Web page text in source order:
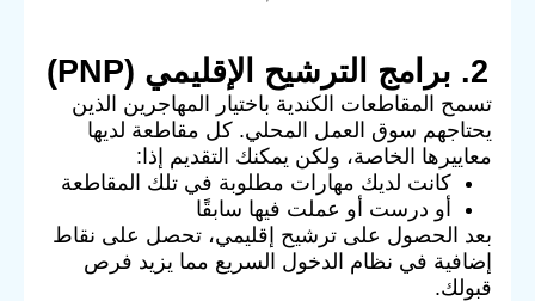
2. برامج الترشيح الإقليمي (PNP)
تسمح المقاطعات الكندية باختيار المهاجرين الذين
يحتاجهم سوق العمل المحلي. كل مقاطعة لديها
معاييرها الخاصة، ولكن يمكنك التقديم إذا:
كانت لديك مهارات مطلوبة في تلك المقاطعة
أو درست أو عملت فيها سابقًا
بعد الحصول على ترشيح إقليمي، تحصل على نقاط
إضافية في نظام الدخول السريع مما يزيد فرص
قبولك.